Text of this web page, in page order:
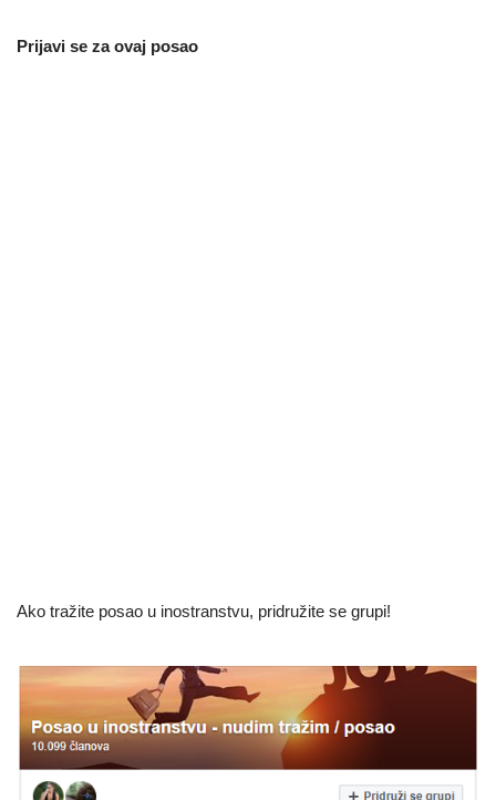
Prijavi se za ovaj posao
Ako tražite posao u inostranstvu, pridružite se grupi!